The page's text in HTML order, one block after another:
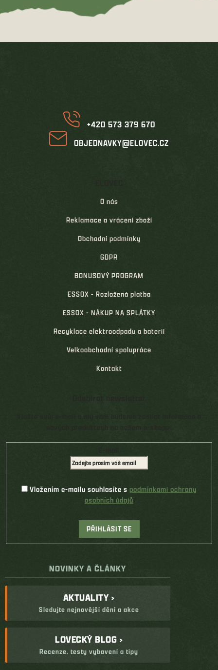
+420 573 379 670
OBJEDNAVKY@ELOVEC.CZ
O nás
Reklamace a vrácení zboží
Obchodní podmínky
GDPR
BONUSOVÝ PROGRAM
ESSOX - Rozložená platba
ESSOX - NÁKUP NA SPLÁTKY
Recyklace elektroodpadu a baterií
Velkoobchodní spolupráce
Kontakt
Vložením e-mailu souhlasíte s podmínkami ochrany
osobních údajů
PŘIHLÁSIT SE
NOVINKY A ČLÁNKY
AKTUALITY ›
Sledujte nejnovější dění a akce
LOVECKÝ BLOG ›
Recenze, testy vybavení a tipy